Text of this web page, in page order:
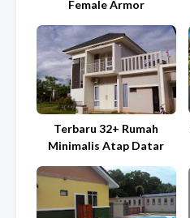
Female Armor
Terbaru 32+ Rumah
Minimalis Atap Datar